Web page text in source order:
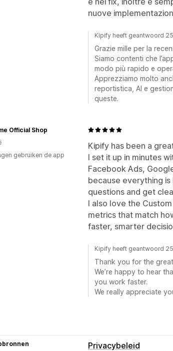
nuove
Kipify heeft geantwoord
Grazie mille per la
Siamo contenti che
modo più rapido e
Apprezziamo molto
reportistica, AI e
queste.
Kipify has been a
I set it up in minutes
Facebook Ads,
because everything is
questions and get
I also love the
metrics that match
faster, smarter
Official Shop
gebruiken de app
Kipify heeft geantwoord
Thank you for the
We’re happy to hear
you work faster.
We really appreciate
Privacybeleid